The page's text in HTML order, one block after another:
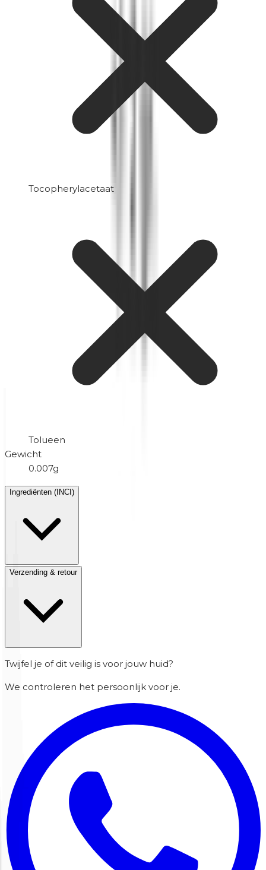
Tocopherylacetaat
Tolueen
Gewicht
0.007g
Ingrediënten (INCI)
Verzending & retour
Twijfel je of dit veilig is voor jouw huid?
We controleren het persoonlijk voor je.